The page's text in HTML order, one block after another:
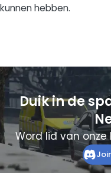
kunnen hebben.
Duik in de
Word lid van onze